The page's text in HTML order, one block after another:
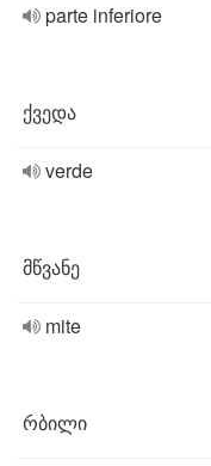
parte inferiore
ქვედა
verde
მწვანე
mite
რბილი